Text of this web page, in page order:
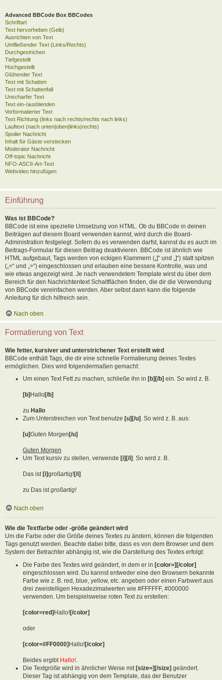
Advanced BBCode Box BBCodes
Schriftart
Text hervorheben (Gelb)
Ausrichten von Text
Umfließender Text (Links/Rechts)
Durchgestrichen
Tiefgestellt
Hochgestellt
Glühender Text
Text mit Schatten
Text mit Schattenfall
Unscharfer Text
Text ein-/ausblenden
Vorformatierter Text
Text Richtung (links nach rechts/rechts nach links)
Lauftext (nach unten|oben|links|rechts)
Spoiler Nachricht
Inhalt für Gäste verstecken
Moderator Nachricht
Off-topic Nachricht
NFO-ASCII-Art-Text
Webvideo hinzufügen
Einführung
Was ist BBCode?
BBCode ist eine spezielle Umsetzung von HTML. Ob du BBCode in deinen
Beiträgen auf diesem Board verwenden kannst, wird durch die Board-
Administration festgelegt. Sofern du es verwenden darfst, kannst du es auch im
Beitrags-Formular für diesen Beitrag deaktivieren. BBCode ist ähnlich wie
HTML aufgebaut, Tags werden von eckigen Klammern („[“ und „]“) statt spitzen
(„<“ und „>“) eingeschlossen und erlauben eine bessere Kontrolle, was und
wie etwas angezeigt wird. Je nach verwendetem Template wirst du über dem
Bereich für den Nachrichtentext Schaltflächen finden, die dir die Verwendung
von BBCode vereinfachen werden. Aber selbst dann kann die folgende
Anleitung für dich hilfreich sein.
Nach oben
Formatierung von Text
Wie fetter, kursiver und unterstrichener Text erstellt wird
BBCode enthält Tags, die dir eine schnelle Formatierung deines Textes
ermöglichen. Dies wird folgendermaßen gemacht:
Um einen Text Fett zu machen, schließe ihn in [b][/b] ein. So wird z. B.
[b] Hallo[/b]
zu Hallo
Zum Unterstreichen von Text benutze [u][/u] . So wird z. B. aus:
[u]Guten Morgen [/u]
Guten Morgen
Um Text kursiv zu stellen, verwende [i][/i] . So wird z. B.
Das ist [i]großartig![/i]
zu Das istgroßartig!
Nach oben
Wie die Textfarbe oder -größe geändert wird
Um die Farbe oder die Größe deines Textes zu ändern, können die folgenden
Tags genutzt werden. Beachte dabei bitte, dass es von dem Browser und dem
System der Betrachter abhängig ist, wie die Darstellung des Textes erfolgt:
Die Farbe des Textes wird geändert, in dem er in [color=][/color]
eingeschlossen wird. Du kannst entweder eine den Browsern bekannte
Farbe wie z. B. red, blue, yellow, etc. angeben oder einen Farbwert aus
drei zweistelligen Hexadezimalwerten wie #FFFFFF, #000000
verwenden. Um beispielsweise roten Text zu erstellen:
[color=red]Hallo![/color]
oder
[color=#FF0000]Hallo![/color]
Beides ergibt Hallo!
Die Textgröße wird in ähnlicher Weise mit [size=][/size] geändert.
Dieser Tag ist abhängig von dem Template, das der Benutzer